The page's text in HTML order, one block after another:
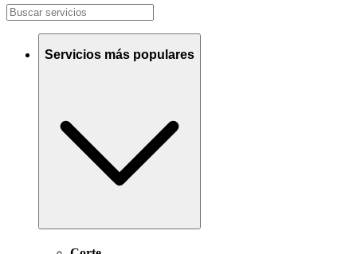
Servicios más populares